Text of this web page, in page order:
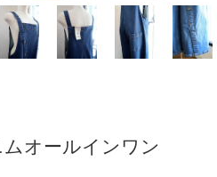
ムオールインワン